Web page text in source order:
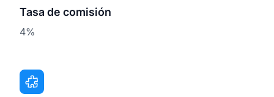
Tasa de comisión
4%